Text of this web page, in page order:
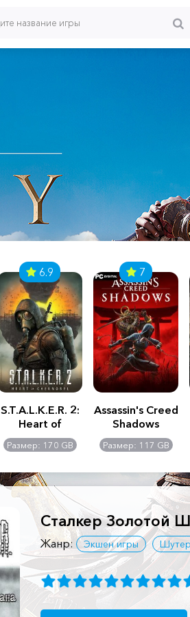
6.9
S.T.A.L.K.E.R. 2:
Heart of
Chernobyl -
Ultimate Edition
Размер: 170 GB
7
Assassin's Creed
Shadows
Размер: 117 GB
Сталкер Золотой
Жанр: Экшен игры